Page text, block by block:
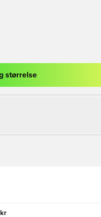
tilmelde dig som medlem
størrelse